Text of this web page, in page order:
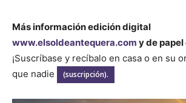
Más información edición digital
www.elsoldeantequera.com y de
¡Suscríbase y recíbalo en casa o en su
que nadie
(suscripción).